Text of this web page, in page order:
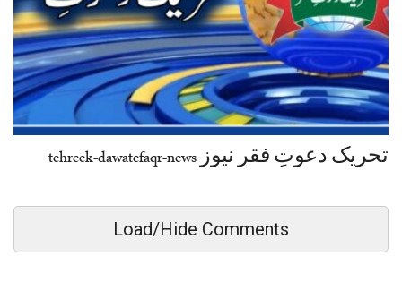
تحریک دعوتِ فقر نیوز tehreek-dawatefaqr-news
Load/Hide Comments